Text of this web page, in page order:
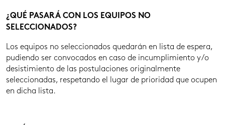
¿QUÉ PASARÁ CON LOS EQUIPOS NO
SELECCIONADOS?
Los equipos no seleccionados quedarán en lista de espera,
pudiendo ser convocados en caso de incumplimiento y/o
desistimiento de las postulaciones originalmente
seleccionadas, respetando el lugar de prioridad que ocupen
en dicha lista.